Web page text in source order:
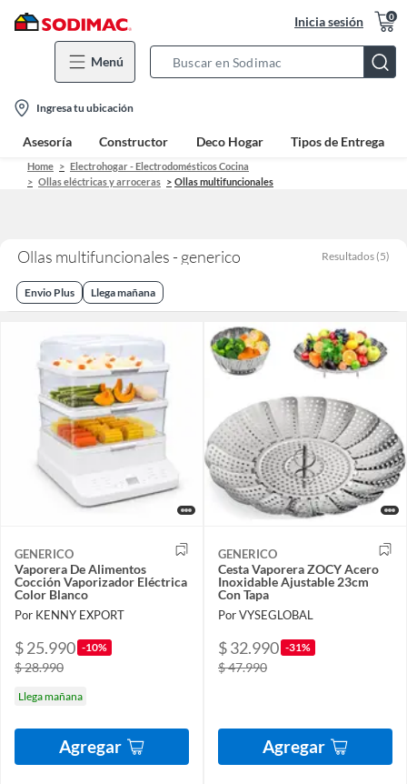
Inicia sesión 0
Menú
Bar
location-
icon
Ingresa tu ubicación
Asesoría Constructor Deco Hogar Tipos de Entrega
Home
Electrohogar - Electrodomésticos Cocina
Ollas eléctricas y arroceras
Ollas multifuncionales
Ollas multifuncionales - generico Resultados (5)
Envio Plus Llega mañana
GENERICO
Vaporera De Alimentos
Cocción Vaporizador Eléctrica
Color Blanco
Por KENNY EXPORT
$ 25.990 -10%
$ 28.990
Llega mañana
Agregar
GENERICO
Cesta Vaporera ZOCY Acero
Inoxidable Ajustable 23cm
Con Tapa
Por VYSEGLOBAL
$ 32.990 -31%
$ 47.990
Agregar